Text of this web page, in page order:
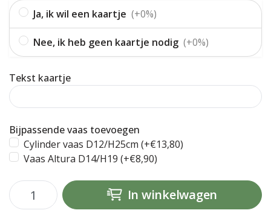
Ja, ik wil een kaartje (+0%)
Nee, ik heb geen kaartje nodig (+0%)
Tekst kaartje
Bijpassende vaas toevoegen
Cylinder vaas D12/H25cm (+€13,80)
Vaas Altura D14/H19 (+€8,90)
In winkelwagen